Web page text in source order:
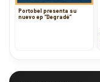
Portobel presenta su
nuevo ep “Degradé”